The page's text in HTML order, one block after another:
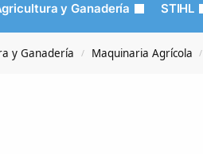
y Ganadería STIHL
y Ganadería / Maquinaria Agrícola /